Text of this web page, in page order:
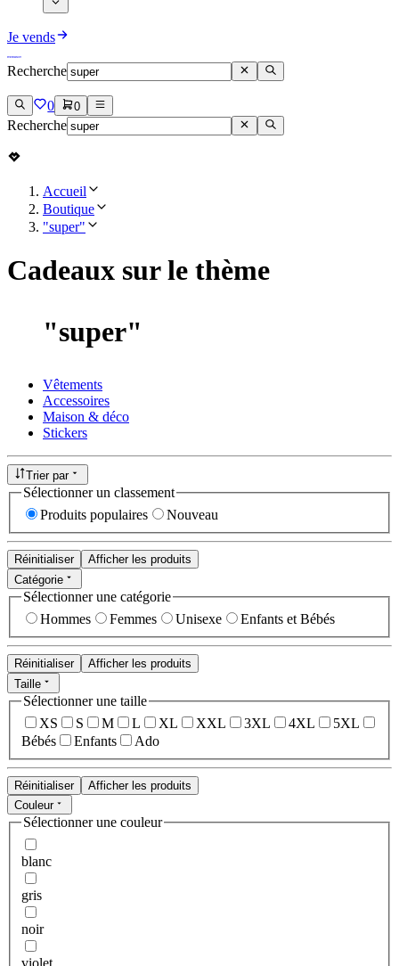
Je vends
Recherche
0 0
Recherche
Accueil
Boutique
"super"
Cadeaux sur le thème
"super"
Vêtements
Accessoires
Maison & déco
Stickers
Trier par
Sélectionner un classement
Produits populaires
Nouveau
Réinitialiser
Afficher les produits
Catégorie
Sélectionner une catégorie
Hommes
Femmes Unisexe Enfants et Bébés
Réinitialiser
Afficher les produits
Taille
Sélectionner une taille
XS
S M L XL XXL 3XL 4XL
5XL
Bébés
Enfants Ado
Réinitialiser
Afficher les produits
Couleur
Sélectionner une couleur
blanc
gris
noir
violet